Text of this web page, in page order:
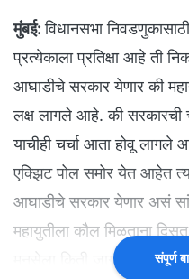
मुंबई: विधानसभा
प्रत्येकाला प्रतिक्षा आहे ती
आघाडीचे सरकार येणार की
लक्ष लागले आहे. की सरकारची
याचीही चर्चा आता होवू
एक्झिट पोल समोर येत आहेत
आघाडीचे सरकार येणार असं
महायुतीला कौल मिळताना
मनसेला किती जागा मिळणार
संपूर्ण